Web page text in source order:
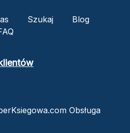
Szukaj
Blog
Obsługa